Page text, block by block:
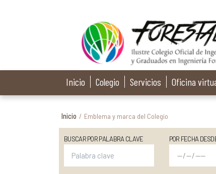
Inicio Colegio Servicios Oficina
Inicio / Emblema y marca del Colegio
BUSCAR POR PALABRA CLAVE POR FECHA